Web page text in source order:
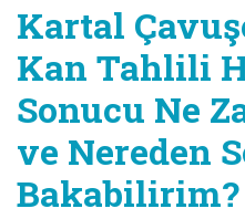
Kartal
Kan Tahlili
Sonucu Ne
ve Nereden
Bakabilirim?